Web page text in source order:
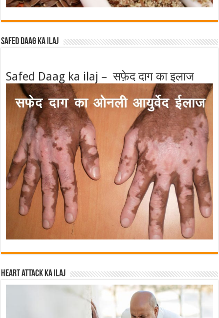
Safed Daag ka ilaj
Safed Daag ka ilaj – सफ़ेद दाग का इलाज
Heart attack ka ilaj